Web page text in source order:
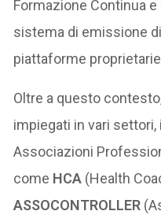
Formazione Continua
sistema di emissione
piattaforme
Oltre a questo
impiegati in vari
Associazioni
come HCA (Health
ASSOCONTROLLER